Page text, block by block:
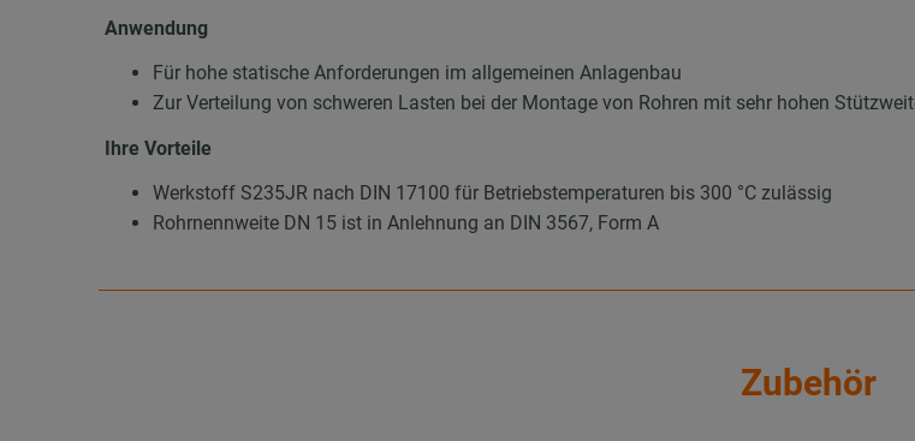
Anwendung
Für hohe statische Anforderungen im allgemeinen Anlagenbau
Zur Verteilung von schweren Lasten bei der Montage von Rohren mit sehr hohen
Ihre Vorteile
Werkstoff S235JR nach DIN 17100 für Betriebstemperaturen bis 300 °C zulässig
Rohrnennweite DN 15 ist in Anlehnung an DIN 3567, Form A
Zubehör